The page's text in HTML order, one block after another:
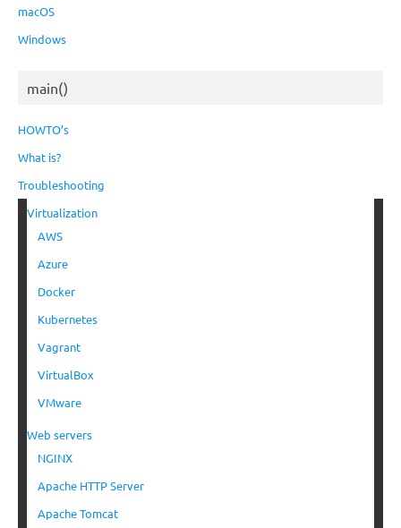
macOS
Windows
main()
HOWTO’s
What is?
Troubleshooting
Virtualization
AWS
Azure
Docker
Kubernetes
Vagrant
VirtualBox
VMware
Web servers
NGINX
Apache HTTP Server
Apache Tomcat